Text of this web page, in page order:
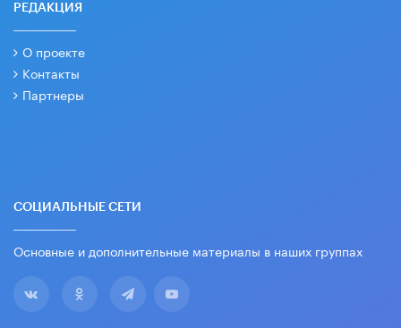
РЕДАКЦИЯ
О проекте
Контакты
Партнеры
СОЦИАЛЬНЫЕ СЕТИ
Основные и дополнительные материалы в наших группах